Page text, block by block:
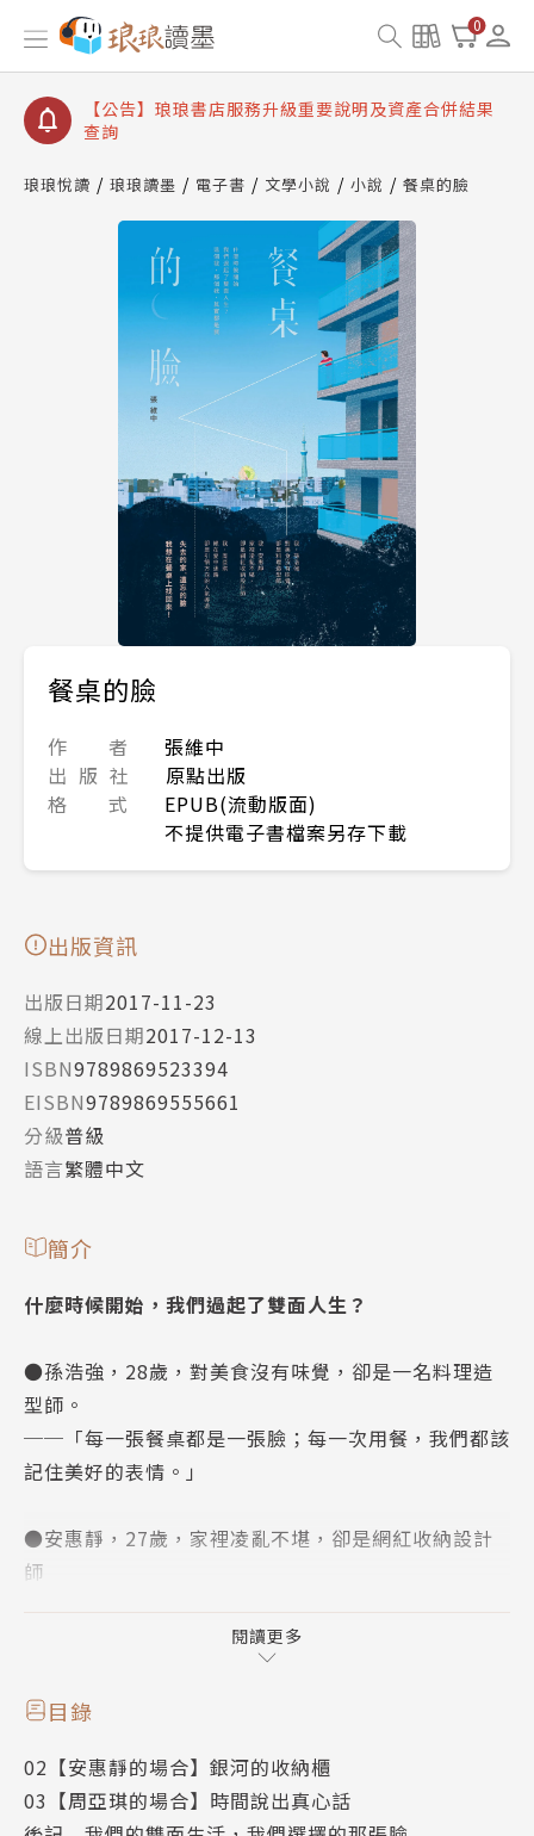
0
【公告】琅琅讀墨書櫃開通常見問題
【公告】琅琅讀墨 3 分鐘完成書櫃開通與資產合併申
【公告】琅琅書店服務升級重要說明及資產合併結果
查詢
琅琅悅讀 琅琅讀墨 電子書 文學小說 小說 餐桌的臉
餐桌的臉
作 者
張維中
出 版 社
原點出版
格 式
EPUB(流動版面)
不提供電子書檔案另存下載
出版資訊
出版日期2017-11-23
線上出版日期2017-12-13
ISBN9789869523394
EISBN9789869555661
分級普級
語言繁體中文
簡介
什麼時候開始，我們過起了雙面人生？
●孫浩強，28歲，對美食沒有味覺，卻是一名料理造
型師。
──「每一張餐桌都是一張臉；每一次用餐，我們都該
記住美好的表情。」
●安惠靜，27歲，家裡凌亂不堪，卻是網紅收納設計
師
●周亞琪，22歲，總是在愛中迷路，卻是引領方向的
──「她說不清楚，她喜歡鹿鳴，但也忍不住同時喜歡
孫浩強。」
閱讀更多
目錄
02【安惠靜的場合】銀河的收納櫃
03【周亞琪的場合】時間說出真心話